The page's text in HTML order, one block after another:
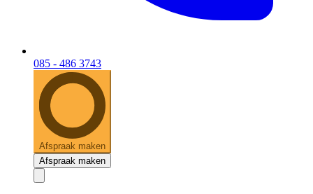
085 - 486 3743
Afspraak maken
Afspraak maken